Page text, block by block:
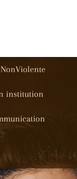
institution